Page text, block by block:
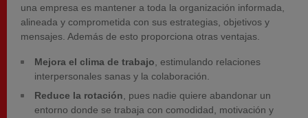
una empresa es mantener a toda la organización informada,
alineada y comprometida con sus estrategias, objetivos y
mensajes. Además de esto proporciona otras ventajas.
Mejora el clima de trabajo , estimulando relaciones
interpersonales sanas y la colaboración.
Reduce la rotación , pues nadie quiere abandonar un
entorno donde se trabaja con comodidad, motivación y